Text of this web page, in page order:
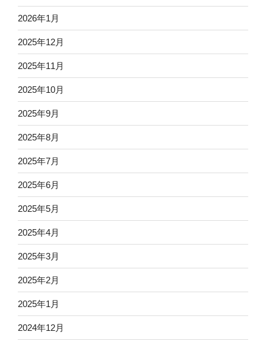
2026年1月
2025年12月
2025年11月
2025年10月
2025年9月
2025年8月
2025年7月
2025年6月
2025年5月
2025年4月
2025年3月
2025年2月
2025年1月
2024年12月